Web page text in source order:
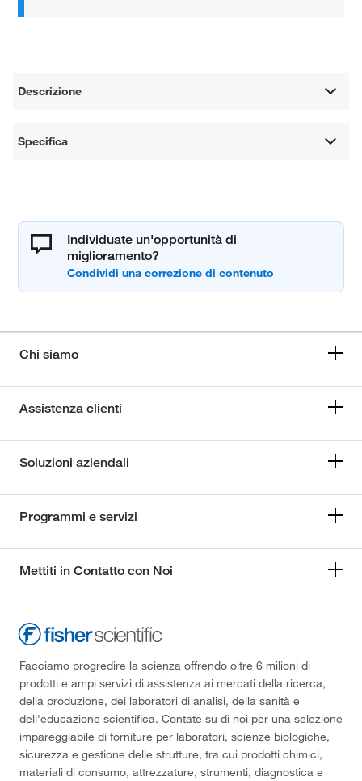
Descrizione
Specifica
Individuate un'opportunità di
miglioramento?
Chi siamo
Assistenza clienti
Soluzioni aziendali
Programmi e servizi
Mettiti in Contatto con Noi
Facciamo progredire la scienza offrendo oltre 6 milioni di
prodotti e ampi servizi di assistenza ai mercati della ricerca,
della produzione, dei laboratori di analisi, della sanità e
dell'educazione scientifica. Contate su di noi per una selezione
impareggiabile di forniture per laboratori, scienze biologiche,
sicurezza e gestione delle strutture, tra cui prodotti chimici,
materiali di consumo, attrezzature, strumenti, diagnostica e